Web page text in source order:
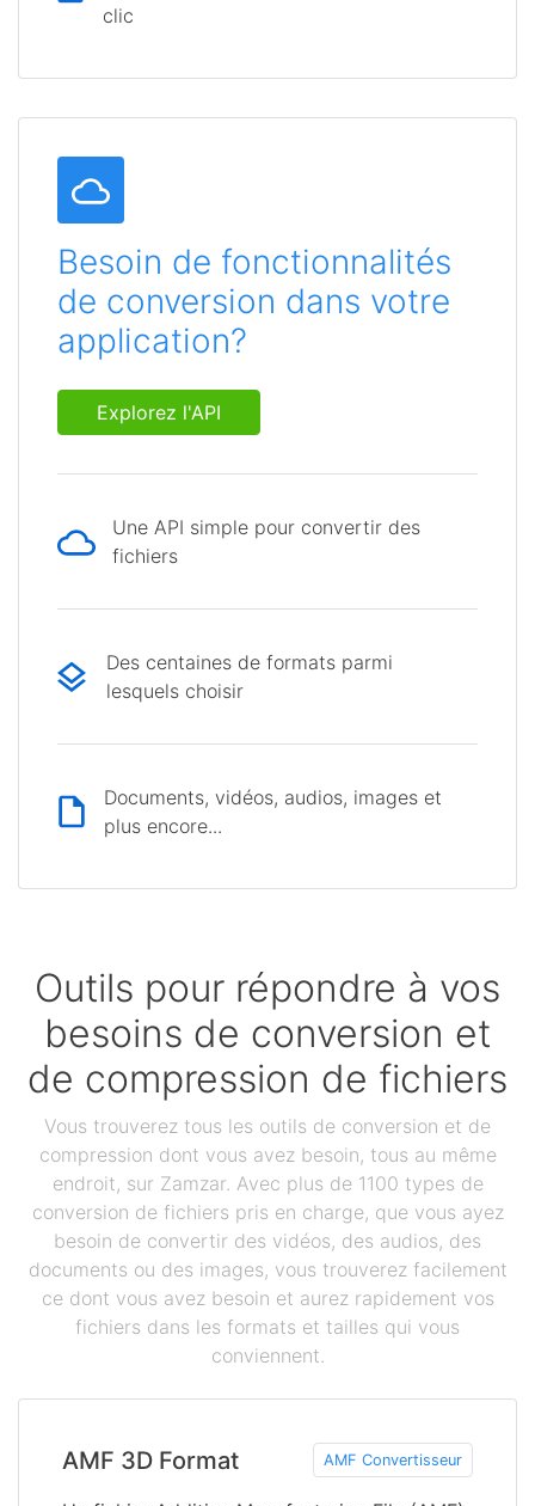
clic
Besoin de fonctionnalités
de conversion dans votre
application?
Explorez l'API
Une API simple pour convertir des
fichiers
Des centaines de formats parmi
lesquels choisir
Documents, vidéos, audios, images et
plus encore...
Outils pour répondre à vos
besoins de conversion et
de compression de fichiers
Vous trouverez tous les outils de conversion et de
compression dont vous avez besoin, tous au même
endroit, sur Zamzar. Avec plus de 1100 types de
conversion de fichiers pris en charge, que vous ayez
besoin de convertir des vidéos, des audios, des
documents ou des images, vous trouverez facilement
ce dont vous avez besoin et aurez rapidement vos
fichiers dans les formats et tailles qui vous
conviennent.
AMF 3D Format AMF Convertisseur